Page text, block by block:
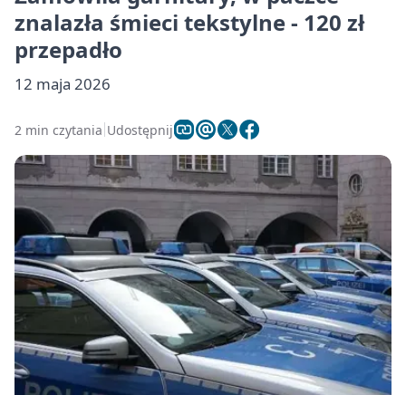
znalazła śmieci tekstylne - 120 zł
przepadło
12 maja 2026
2 min czytania Udostępnij